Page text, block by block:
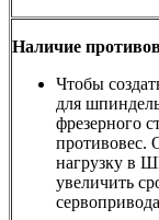
Наличие
Чтобы
для
фрезерного
противовес.
нагрузку в
увеличить